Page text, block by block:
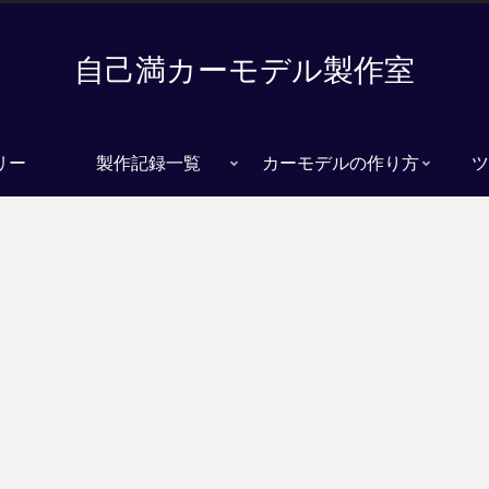
自己満カーモデル製作室
ー 製作記録一覧 カーモデルの作り方